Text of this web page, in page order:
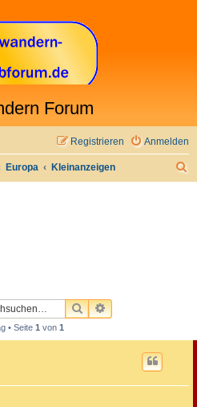
Forum
Anmelden
Registrieren
Europa Kleinanzeigen
SUCHEERWEITERTE
• Seite 1 von 1